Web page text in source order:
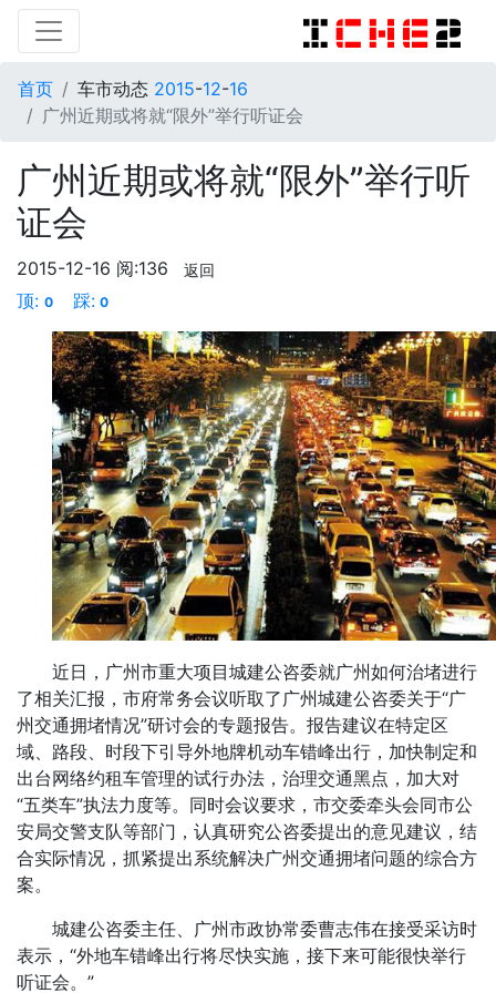
首页 车市动态 2015-12-16
广州近期或将就“限外”举行听证会
广州近期或将就“限外”举行听
证会
2015-12-16 阅:136 返回
顶: 0 踩: 0
近日，广州市重大项目城建公咨委就广州如何治堵进行
了相关汇报，市府常务会议听取了广州城建公咨委关于“广
州交通拥堵情况”研讨会的专题报告。报告建议在特定区
域、路段、时段下引导外地牌机动车错峰出行，加快制定和
出台网络约租车管理的试行办法，治理交通黑点，加大对
“五类车”执法力度等。同时会议要求，市交委牵头会同市公
安局交警支队等部门，认真研究公咨委提出的意见建议，结
合实际情况，抓紧提出系统解决广州交通拥堵问题的综合方
案。
城建公咨委主任、广州市政协常委曹志伟在接受采访时
表示，“外地车错峰出行将尽快实施，接下来可能很快举行
听证会。”